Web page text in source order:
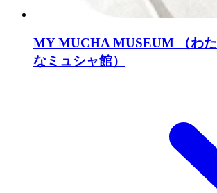
MY MUCHA MUSEUM （わ
なミュシャ館）